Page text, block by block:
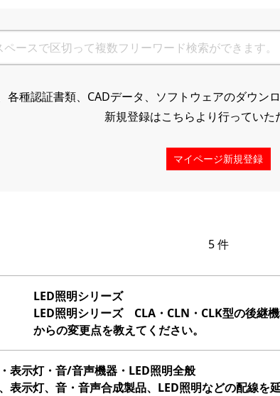
各種認証書類、CADデータ、ソフトウェアのダウン
新規登録はこちらより行っていた
マイページ新規登録
5 件
LED照明シリーズ
LED照明シリーズ CLA・CLN・CLK型の後継
からの変更点を教えてください。
表示灯・音/音声機器・LED照明全般
表示灯、音・音声合成製品、LED照明などの配線を